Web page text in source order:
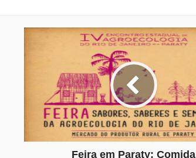
Feira em Paraty: Comida